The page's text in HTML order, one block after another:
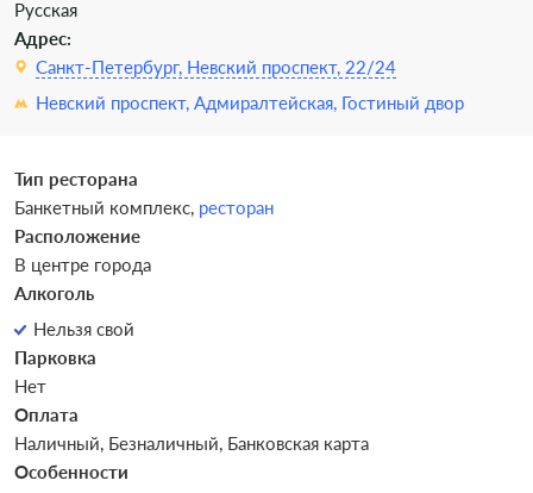
Русская
Адрес:
Санкт-Петербург, Невский проспект, 22/24
Невский проспект, Адмиралтейская, Гостиный двор
Тип ресторана
Банкетный комплекс, ресторан
Расположение
В центре города
Алкоголь
Нельзя свой
Парковка
Нет
Оплата
Наличный, Безналичный, Банковская карта
Особенности